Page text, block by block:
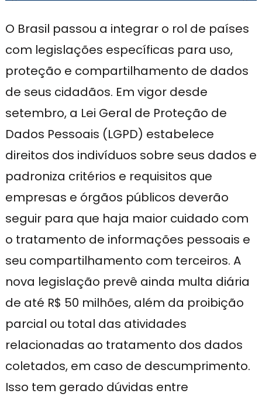
O Brasil passou a integrar o rol de países
com legislações específicas para uso,
proteção e compartilhamento de dados
de seus cidadãos. Em vigor desde
setembro, a Lei Geral de Proteção de
Dados Pessoais (LGPD) estabelece
direitos dos indivíduos sobre seus dados e
padroniza critérios e requisitos que
empresas e órgãos públicos deverão
seguir para que haja maior cuidado com
o tratamento de informações pessoais e
seu compartilhamento com terceiros. A
nova legislação prevê ainda multa diária
de até R$ 50 milhões, além da proibição
parcial ou total das atividades
relacionadas ao tratamento dos dados
coletados, em caso de descumprimento.
Isso tem gerado dúvidas entre